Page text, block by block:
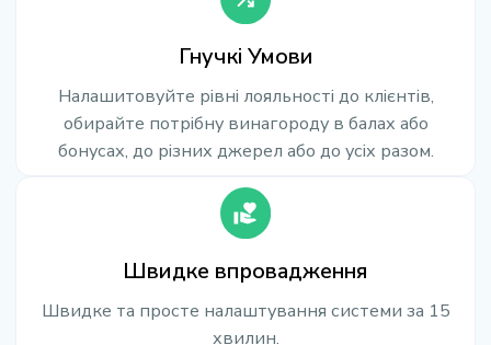
Гнучкі Умови
Налашитовуйте рівні лояльності до клієнтів,
обирайте потрібну винагороду в балах або
бонусах, до різних джерел або до усіх разом.
Швидке впровадження
Швидке та просте налаштування системи за 15
хвилин.